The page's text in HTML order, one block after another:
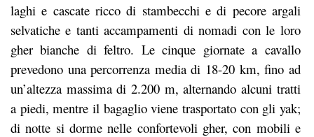
laghi e cascate ricco di stambecchi e di pecore argali
selvatiche e tanti accampamenti di nomadi con le loro
gher bianche di feltro. Le cinque giornate a cavallo
prevedono una percorrenza media di 18-20 km, fino ad
un’altezza massima di 2.200 m, alternando alcuni tratti
a piedi, mentre il bagaglio viene trasportato con gli yak;
di notte si dorme nelle confortevoli gher, con mobili e